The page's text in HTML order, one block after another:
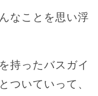
なことを思い浮
持ったバスガイ
ついていって、